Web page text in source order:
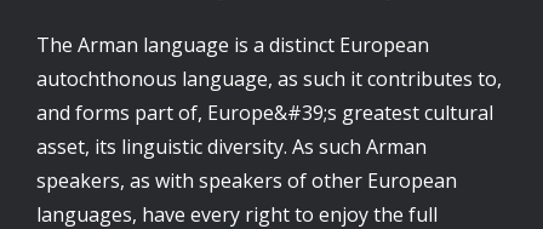
The Arman language is a distinct European
autochthonous language, as such it contributes to,
and forms part of, Europe&#39;s greatest cultural
asset, its linguistic diversity. As such Arman
speakers, as with speakers of other European
languages, have every right to enjoy the full